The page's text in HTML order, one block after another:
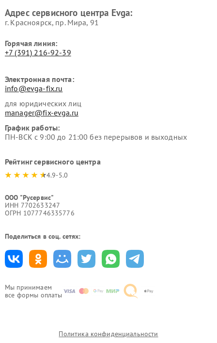
Мы принимаем
все формы оплаты
Адрес сервисного центра Evga:
г. Красноярск, ​пр. Мира, 91
Горячая линия:
+7 (391) 216-92-39
Электронная почта:
info@evga-fix.ru
для юридических лиц
manager@fix-evga.ru
График работы:
ПН-ВСК с 9:00 до 21:00 без перерывов и выходных
Рейтинг сервисного центра
4.9-5.0
ООО "Русервис"
ИНН 7702633247
ОГРН 1077746335776
Поделиться в соц. сетях:
Политика конфиденциальности